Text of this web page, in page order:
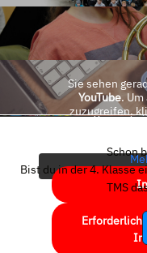
Sie sehen
YouTube.
zuzugreifen,
Schon
Bist du in der 4. Klasse
TMS